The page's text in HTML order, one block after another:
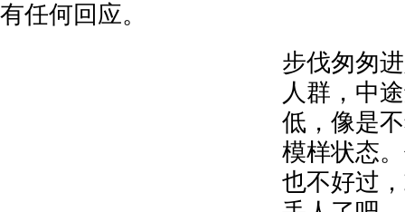
有任何回应。
步伐匆匆
人群，中
低，像是
模样状态
也不好过